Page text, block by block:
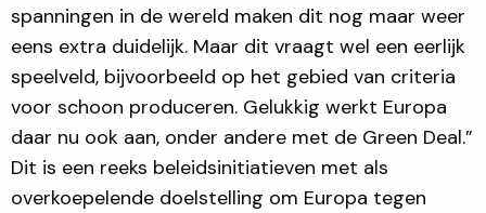
spanningen in de wereld maken dit nog maar weer
eens extra duidelijk. Maar dit vraagt wel een eerlijk
speelveld, bijvoorbeeld op het gebied van criteria
voor schoon produceren. Gelukkig werkt Europa
daar nu ook aan, onder andere met de Green Deal.”
Dit is een reeks beleidsinitiatieven met als
overkoepelende doelstelling om Europa tegen